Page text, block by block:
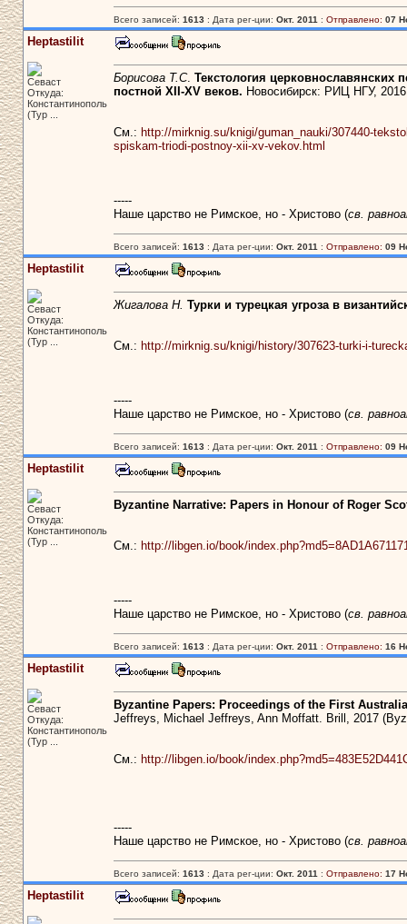
Всего записей: 1613: Дата рег-ции: Окт. 2011 : Отправлено: 07
Heptastilit
Севаст
Откуда:
Константинополь
(Тур ...
Борисова Т.С. Текстология церковнославянских
постной XII-XV веков. Новосибирск: РИЦ НГУ,
См.: http://mirknig.su/knigi/guman_nauki/307440-
spiskam-triodi-postnoy-xii-xv-vekov.html
-----
Наше царство не Римское, но - Христово (св.
Всего записей: 1613: Дата рег-ции: Окт. 2011 : Отправлено: 09
Heptastilit
Севаст
Откуда:
Константинополь
(Тур ...
Жигалова Н. Турки и турецкая угроза в
См.: http://mirknig.su/knigi/history/307623-turki-i-
-----
Наше царство не Римское, но - Христово (св.
Всего записей: 1613: Дата рег-ции: Окт. 2011 : Отправлено: 09
Heptastilit
Севаст
Откуда:
Константинополь
(Тур ...
Byzantine Narrative: Papers in Honour of Roger
См.: http://libgen.io/book/
-----
Наше царство не Римское, но - Христово (св.
Всего записей: 1613: Дата рег-ции: Окт. 2011 : Отправлено: 16
Heptastilit
Севаст
Откуда:
Константинополь
(Тур ...
Byzantine Papers: Proceedings of the First
Jeffreys, Michael Jeffreys, Ann Moffatt. Brill, 2017
См.: http://libgen.io/book/
-----
Наше царство не Римское, но - Христово (св.
Всего записей: 1613: Дата рег-ции: Окт. 2011 : Отправлено: 17
Heptastilit